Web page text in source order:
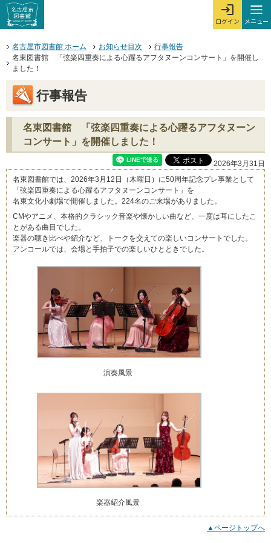
ページの先頭です。
本文へジャンプする。
ここからサイト内共通メニューです。
サイト内共通メニューをスキップする
ログイン
ログインを開
メニュー
メ
サイト内共通メニューここまで。
名古屋市図書館 ホーム
お知らせ目次
行事報告
名東図書館 「弦楽四重奏による心躍るアフタヌーンコンサート」を開催し
ました！
行事報告
名東図書館 「弦楽四重奏による心躍るアフタヌーン
コンサート」を開催しました！
2026年3月31日
名東図書館では、2026年3月12日（木曜日）に50周年記念プレ事業として
「弦楽四重奏による心躍るアフタヌーンコンサート」を
名東文化小劇場で開催しました。224名のご来場がありました。
CMやアニメ、本格的クラシック音楽や懐かしい曲など、一度は耳にしたこ
とがある曲目でした。
楽器の聴き比べや紹介など、トークを交えての楽しいコンサートでした。
アンコールでは、会場と手拍子での楽しいひとときでした。
演奏風景
楽器紹介風景
▲ページトップへ